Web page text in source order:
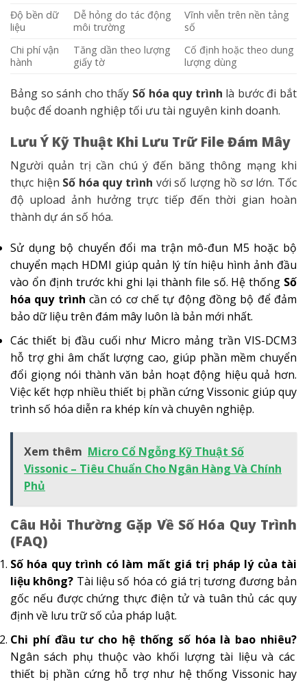
Độ bền dữ
liệu
Dễ hỏng do tác động
môi trường
Vĩnh viễn trên nền tảng
số
Chi phí vận
hành
Tăng dần theo lượng
giấy tờ
Cố định hoặc theo dung
lượng dùng
Bảng so sánh cho thấy Số hóa quy trình là bước đi bắt
buộc để doanh nghiệp tối ưu tài nguyên kinh doanh.
Lưu Ý Kỹ Thuật Khi Lưu Trữ File Đám Mây
Người quản trị cần chú ý đến băng thông mạng khi
thực hiện Số hóa quy trình với số lượng hồ sơ lớn. Tốc
độ upload ảnh hưởng trực tiếp đến thời gian hoàn
thành dự án số hóa.
Sử dụng bộ chuyển đổi ma trận mô-đun M5 hoặc bộ
chuyển mạch HDMI giúp quản lý tín hiệu hình ảnh đầu
vào ổn định trước khi ghi lại thành file số. Hệ thống Số
hóa quy trình cần có cơ chế tự động đồng bộ để đảm
bảo dữ liệu trên đám mây luôn là bản mới nhất.
Các thiết bị đầu cuối như Micro mảng trần VIS-DCM3
hỗ trợ ghi âm chất lượng cao, giúp phần mềm chuyển
đổi giọng nói thành văn bản hoạt động hiệu quả hơn.
Việc kết hợp nhiều thiết bị phần cứng Vissonic giúp quy
trình số hóa diễn ra khép kín và chuyên nghiệp.
Xem thêm Micro Cổ Ngỗng Kỹ Thuật Số
Vissonic – Tiêu Chuẩn Cho Ngân Hàng Và Chính
Phủ
Câu Hỏi Thường Gặp Về Số Hóa Quy Trình
(FAQ)
Số hóa quy trình có làm mất giá trị pháp lý của tài
liệu không? Tài liệu số hóa có giá trị tương đương bản
gốc nếu được chứng thực điện tử và tuân thủ các quy
định về lưu trữ số của pháp luật.
Chi phí đầu tư cho hệ thống số hóa là bao nhiêu?
Ngân sách phụ thuộc vào khối lượng tài liệu và các
thiết bị phần cứng hỗ trợ như hệ thống Vissonic hay